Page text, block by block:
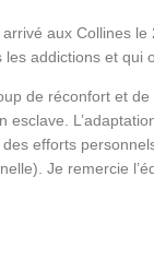
aux Collines
addictions et qui
de réconfort et
esclave.
efforts
Je remercie